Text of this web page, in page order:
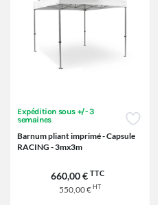
Expédition sous +/- 3
semaines
Barnum pliant imprimé - Capsule
RACING - 3mx3m
660,00 € TTC
550,00 € HT